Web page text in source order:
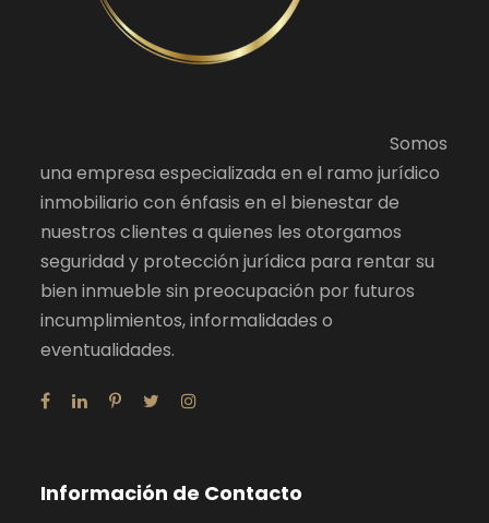
Somos
una empresa especializada en el ramo jurídico
inmobiliario con énfasis en el bienestar de
nuestros clientes a quienes les otorgamos
seguridad y protección jurídica para rentar su
bien inmueble sin preocupación por futuros
incumplimientos, informalidades o
eventualidades.
Información de Contacto